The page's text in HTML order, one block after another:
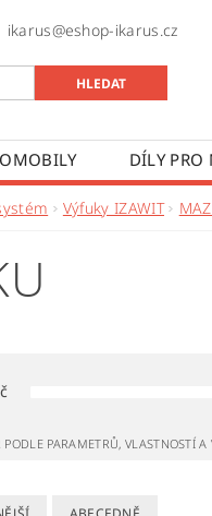
ikarus@eshop-ikarus.cz
DÍLY
STROJE
VÝROBA
Výfuky IZAWIT
PODLE PARAMETRŮ, VLASTNOSTÍ A